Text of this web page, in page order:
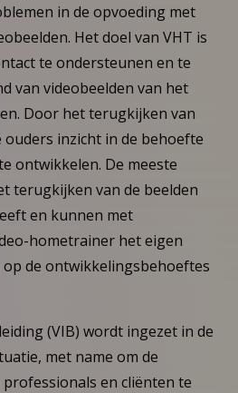
in de opvoeding met
Het doel van VHT is
te ondersteunen en te
van videobeelden van het
Door het terugkijken van
inzicht in de behoefte
ontwikkelen. De meeste
terugkijken van de beelden
en kunnen met
hometrainer het eigen
de ontwikkelingsbehoeftes
(VIB) wordt ingezet in de
met name om de
en cliënten te